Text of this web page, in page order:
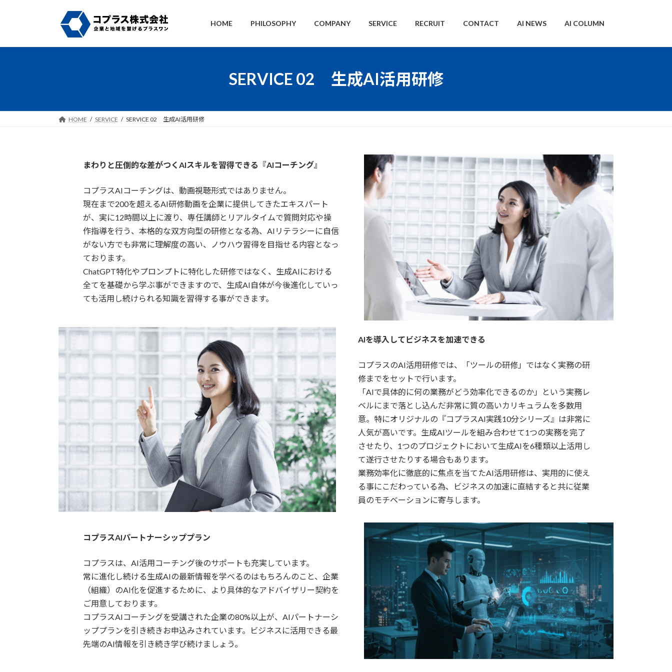
プ
動
HOME PHILOSOPHY COMPANY SERVICE RECRUIT CONTACT AI NEWS AI COLUMN
SERVICE 02 生成AI活用研修
HOME SERVICE SERVICE 02 生成AI活用研修
まわりと圧倒的な差がつくAIスキルを習得できる『AIコーチング』
コプラスAIコーチングは、動画視聴形式ではありません。
現在まで200を超えるAI研修動画を企業に提供してきたエキスパート
が、実に12時間以上に渡り、専任講師とリアルタイムで質問対応や操
作指導を行う、本格的な双方向型の研修となる為、AIリテラシーに自信
がない方でも非常に理解度の高い、ノウハウ習得を目指せる内容となっ
ております。
ChatGPT特化やプロンプトに特化した研修ではなく、生成AIにおける
全てを基礎から学ぶ事ができますので、生成AI自体が今後進化していっ
ても活用し続けられる知識を習得する事ができます。
AIを導入してビジネスを加速できる
コプラスのAI活用研修では、「ツールの研修」ではなく実務の研
修までをセットで行います。
「AIで具体的に何の業務がどう効率化できるのか」という実務レ
ベルにまで落とし込んだ非常に質の高いカリキュラムを多数用
意。特にオリジナルの『コプラスAI実践10分シリーズ』は非常に
人気が高いです。生成AIツールを組み合わせて1つの実務を完了
させたり、1つのプロジェクトにおいて生成AIを6種類以上活用し
て遂行させたりする場合もあります。
業務効率化に徹底的に焦点を当てたAI活用研修は、実用的に使え
る事にこだわっている為、ビジネスの加速に直結すると共に従業
員のモチベーションに寄与します。
コプラスAIパートナーシッププラン
コプラスは、AI活用コーチング後のサポートも充実しています。
常に進化し続ける生成AIの最新情報を学べるのはもちろんのこと、企業
（組織）のAI化を促進するために、より具体的なアドバイザリー契約を
ご用意しております。
コプラスAIコーチングを受講された企業の80%以上が、AIパートナーシ
ッププランを引き続きお申込みされています。ビジネスに活用できる最
先端のAI情報を引き続き学び続けましょう。